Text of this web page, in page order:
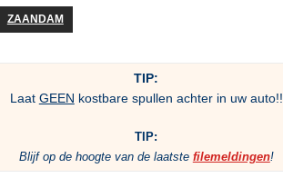
ZAANDAM
TIP:
Laat GEEN kostbare spullen achter in uw auto!!
TIP:
Blijf op de hoogte van de laatste filemeldingen!